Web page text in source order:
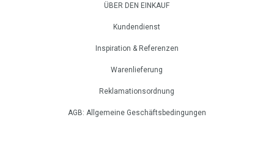
ÜBER DEN EINKAUF
Kundendienst
Inspiration & Referenzen
Warenlieferung
Reklamationsordnung
AGB: Allgemeine Geschäftsbedingungen